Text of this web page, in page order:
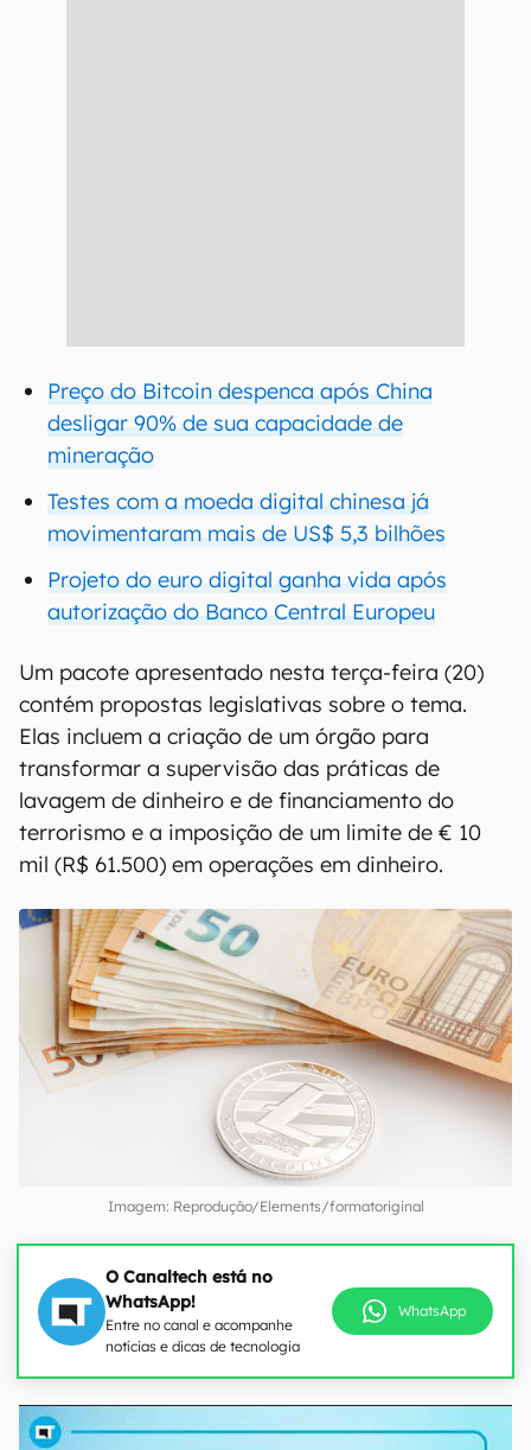
Preço do Bitcoin despenca após China
desligar 90% de sua capacidade de
mineração
Testes com a moeda digital chinesa já
movimentaram mais de US$ 5,3 bilhões
Projeto do euro digital ganha vida após
autorização do Banco Central Europeu
Um pacote apresentado nesta terça-feira (20)
contém propostas legislativas sobre o tema.
Elas incluem a criação de um órgão para
transformar a supervisão das práticas de
lavagem de dinheiro e de financiamento do
terrorismo e a imposição de um limite de € 10
mil (R$ 61.500) em operações em dinheiro.
Imagem: Reprodução/Elements/formatoriginal
O Canaltech está no
WhatsApp!
Entre no canal e acompanhe
notícias e dicas de tecnologia
WhatsApp